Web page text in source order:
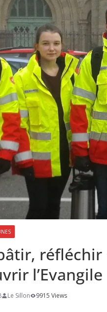
réfléchir
l’Evangile
Le Sillon 9915 Views